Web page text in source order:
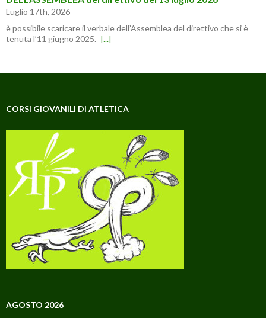
Luglio 17th, 2026
è possibile scaricare il verbale dell’Assemblea del direttivo che si è
tenuta l’11 giugno 2025. [...]
CORSI GIOVANILI DI ATLETICA
AGOSTO 2026